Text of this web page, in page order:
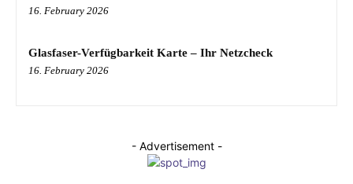
16. February 2026
Glasfaser-Verfügbarkeit Karte – Ihr Netzcheck
16. February 2026
- Advertisement -